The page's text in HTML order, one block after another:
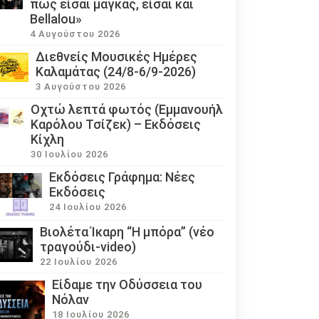
πως είσαι μάγκας, είσαι και
Bellalou»
4 Αυγούστου 2026
Διεθνείς Μουσικές Ημέρες
Καλαμάτας (24/8-6/9-2026)
3 Αυγούστου 2026
Οχτώ λεπτά φωτός (Εμμανουήλ
Καρόλου Τσίζεκ) – Εκδόσεις
Κίχλη
30 Ιουλίου 2026
Εκδόσεις Γράφημα: Νέες
Εκδόσεις
24 Ιουλίου 2026
Βιολέτα Ίκαρη “Η μπόρα” (νέο
τραγούδι-video)
22 Ιουλίου 2026
Eίδαμε την Οδύσσεια του
Νόλαν
18 Ιουλίου 2026